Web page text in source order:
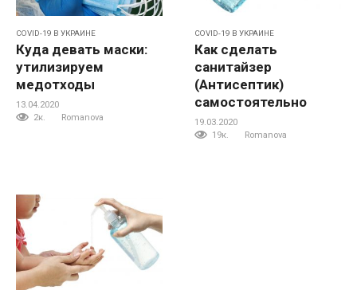
COVID-19 В УКРАИНЕ
Куда девать маски:
утилизируем
медотходы
13.04.2020
2к.
Romanova
COVID-19 В УКРАИНЕ
Как сделать
санитайзер
(Антисептик)
самостоятельно
19.03.2020
19к.
Romanova